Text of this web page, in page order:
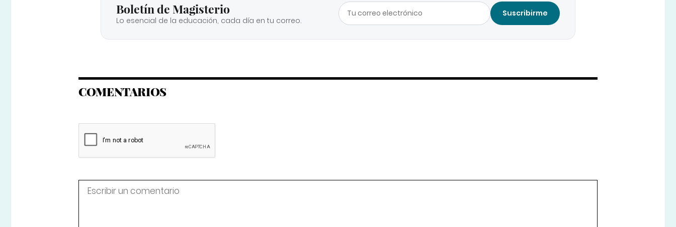
Boletín de Magisterio
Lo esencial de la educación, cada día en tu correo.
Suscribirme
COMENTARIOS